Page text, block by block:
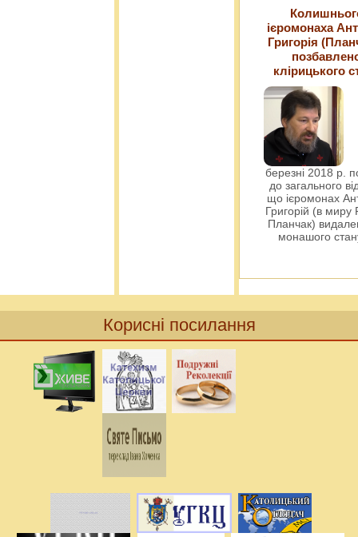
ієромонаха
Григорія
клірицького
березні 2018 р.
до загального
що ієромонах
Григорій (в миру
Планчак)
монашого
Корисні посилання